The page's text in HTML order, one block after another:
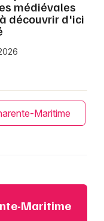
médiévales
découvrir d'ici
Maritime
Maritime